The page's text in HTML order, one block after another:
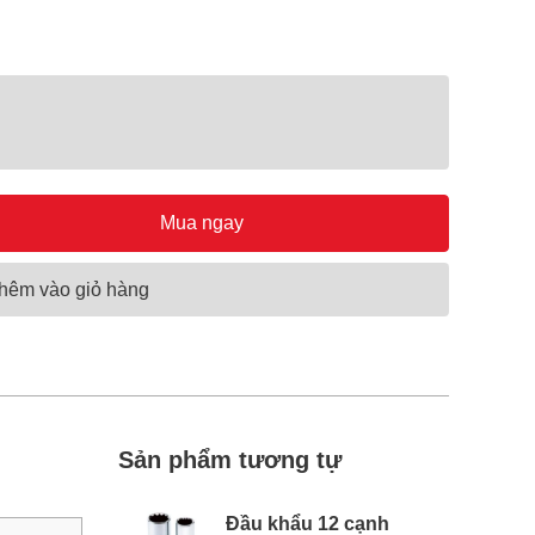
Mua ngay
vào giỏ hàng
Sản phẩm tương tự
Đầu khẩu 12 cạnh